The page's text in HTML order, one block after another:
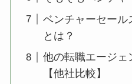
ベンチャーセール
とは？
他の転職エージェ
【他社比較】